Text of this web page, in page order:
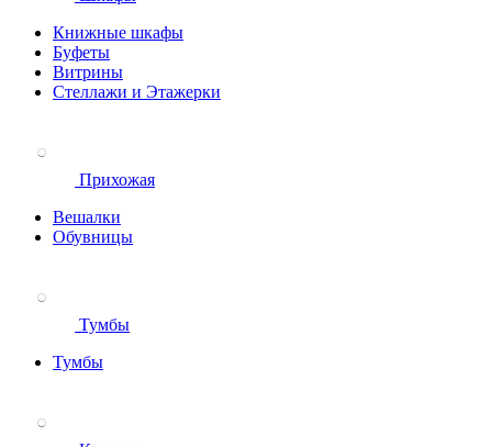
Книжные шкафы
Буфеты
Витрины
Стеллажи и Этажерки
Прихожая
Вешалки
Обувницы
Тумбы
Тумбы